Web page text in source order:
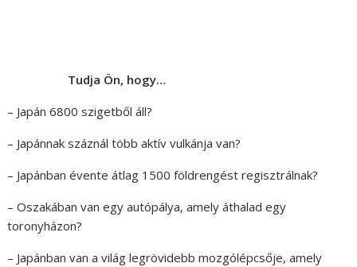
Tudja Ön, hogy…
– Japán 6800 szigetből áll?
– Japánnak száznál több aktív vulkánja van?
– Japánban évente átlag 1500 földrengést regisztrálnak?
– Oszakában van egy autópálya, amely áthalad egy
toronyházon?
– Japánban van a világ legrövidebb mozgólépcsője, amely